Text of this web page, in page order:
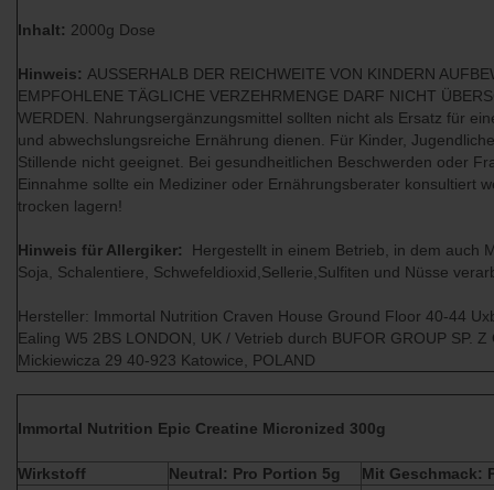
Inhalt: 2000g Dose
Hinweis: AUSSERHALB DER REICHWEITE VON KINDERN
EMPFOHLENE TÄGLICHE VERZEHRMENGE DARF NICHT
WERDEN. Nahrungsergänzungsmittel sollten nicht als Ersatz für
und abwechslungsreiche Ernährung dienen. Für Kinder,
Stillende nicht geeignet. Bei gesundheitlichen Beschwerden oder
Einnahme sollte ein Mediziner oder Ernährungsberater konsultiert
trocken lagern!
Hinweis für Allergiker:
Hergestellt in einem Betrieb, in dem auch
Soja, Schalentiere, Schwefeldioxid,Sellerie,Sulfiten und Nüsse
Hersteller: Immortal Nutrition Craven House Ground Floor 40-44
Ealing W5 2BS LONDON, UK / Vetrieb durch BUFOR GROUP SP. Z
Mickiewicza 29 40-923 Katowice, POLAND
Immortal Nutrition Epic Creatine Micronized 300g
Wirkstoff Neutral: Pro Portion 5g
Mit Geschmack: